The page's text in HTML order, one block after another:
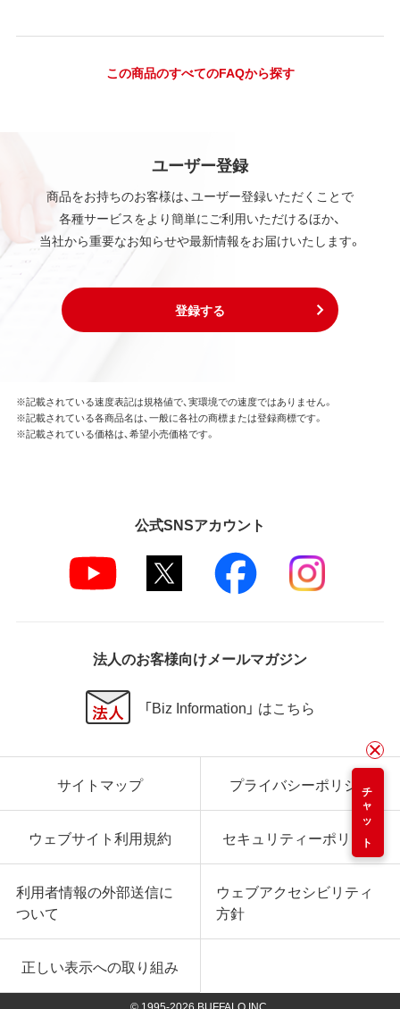
この商品のすべてのFAQから探す
ユーザー登録
商品をお持ちのお客様は、ユーザー登録いただくことで
各種サービスをより簡単にご利用いただけるほか、
当社から重要なお知らせや最新情報をお届けいたします。
登録する
チャット
※記載されている速度表記は規格値で、実環境での速度ではありません。
※記載されている各商品名は、一般に各社の商標または登録商標です。
※記載されている価格は、希望小売価格です。
公式SNSアカウント
法人のお客様向けメールマガジン
「Biz Information」 はこちら
サイトマップ プライバシーポリシー
ウェブサイト利用規約 セキュリティーポリシー
利用者情報の外部送信に
ついて
ウェブアクセシビリティ
方針
正しい表示への取り組み